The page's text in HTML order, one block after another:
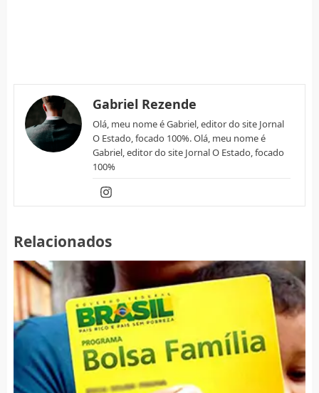
Gabriel Rezende
Olá, meu nome é Gabriel, editor do site Jornal
O Estado, focado 100%. Olá, meu nome é
Gabriel, editor do site Jornal O Estado, focado
100%
Relacionados